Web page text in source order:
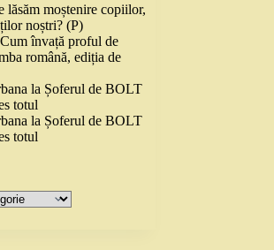
lăsăm moștenire copiilor,
noștri? (P)
Cum învață proful de
română, ediția de
la Șoferul de BOLT
totul
la Șoferul de BOLT
totul